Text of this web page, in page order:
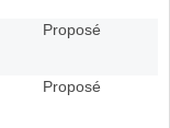
Proposé
Proposé